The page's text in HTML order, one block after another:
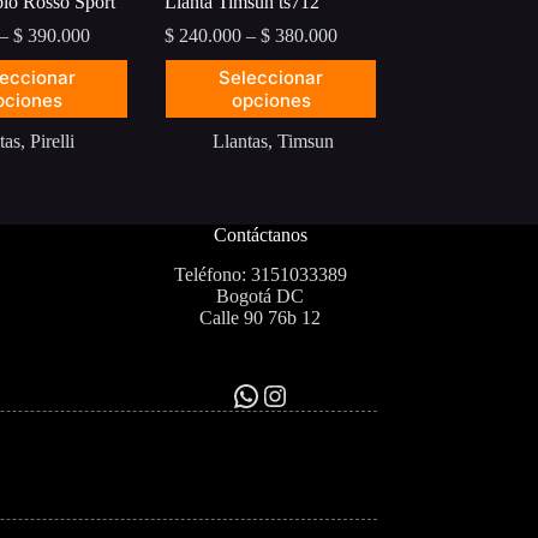
– $ 390.000Price
range:
$ 390.000
,Pirelli
$ 240.000 – $ 380.000Price
range:
$ 380.000
Seleccionar
opciones
producto
múltiples
variantes.
pueden
elegir
en
página
Llantas,Timsun
Contáctanos
Teléfono: 3151033389
Bogotá DC
Calle 90 76b 12
WhatsApp
Instagram